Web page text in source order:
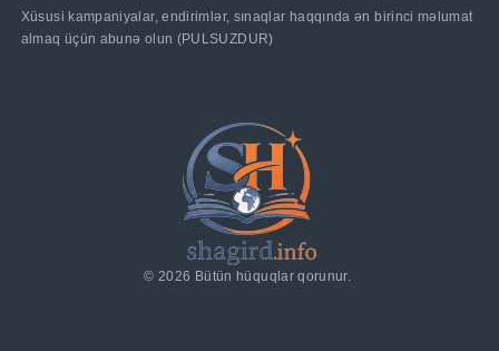
Xüsusi kampaniyalar, endirimlər, sınaqlar haqqında ən birinci məlumat
almaq üçün abunə olun (PULSUZDUR)
©2026 Bütün hüquqlar qorunur.